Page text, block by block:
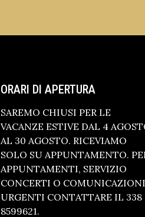
ORARI DI APERTURA
SAREMO CHIUSI PER LE
VACANZE ESTIVE DAL 4
AL 30 AGOSTO. RICEVIAMO
SOLO SU APPUNTAMENTO.
APPUNTAMENTI, SERVIZIO
CONCERTI O COMUNICAZIONI
URGENTI CONTATTARE IL 338
8599621.